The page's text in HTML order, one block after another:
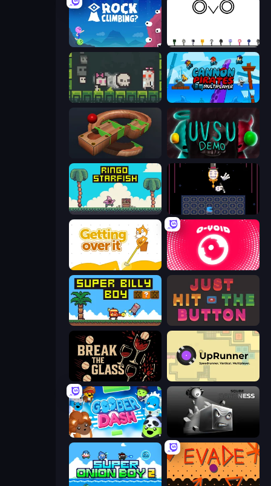
Rock Climbing? OvO Game
A Grim Chase Cannon Pirates Multiplayer
Marble Run UVSU Demo
Ringo Starfish Just One Boss
Getting Over It O-VOID
Super Billy Boy Just Hit the Button
Break the Glass UpRunner
Goober Dash Sqube Darkness